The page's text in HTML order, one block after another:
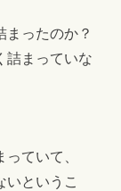
まったのか？
詰まっていな
ていて、
いというこ